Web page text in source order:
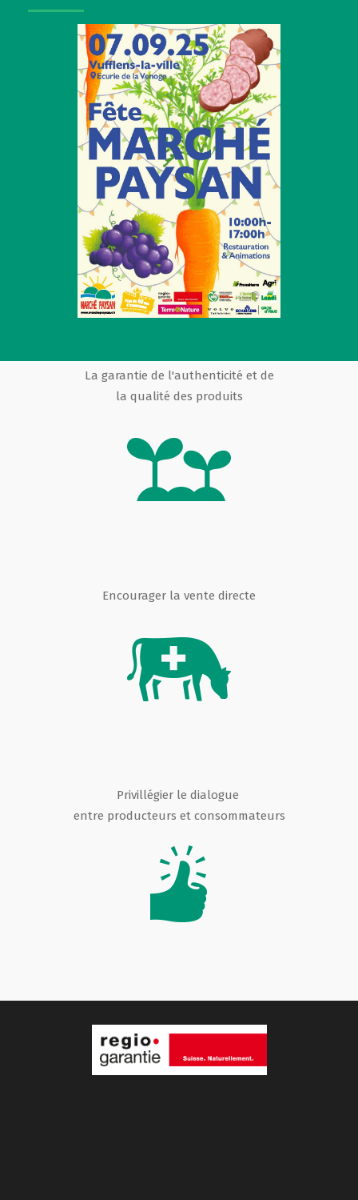
La garantie de l'authenticité et de
la qualité des produits
Encourager la vente directe
Privillégier le dialogue
entre producteurs et consommateurs